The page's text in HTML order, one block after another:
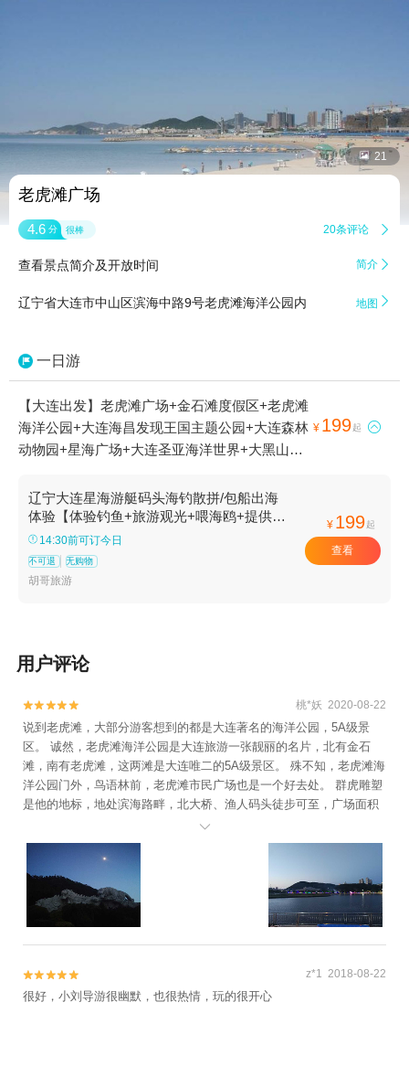
 21
老虎滩广场
4.6 分 很棒 20条评论 
查看景点简介及开放时间 简介 
辽宁省大连市中山区滨海中路9号老虎滩海洋公园内 地图 
一日游
【大连出发】老虎滩广场+金石滩度假区+老虎滩
海洋公园+大连海昌发现王国主题公园+大连森林
动物园+星海广场+大连圣亚海洋世界+大黑山风
地+星海湾广场观光快艇+大连星海湾游艇港码头
+大连名岛游艇帆船+大连圣亚号观光游艇+大连
海昌东方水城+小平岛游艇码头+星海跨海大桥
+星海游艇码头+东港游艇码头+疯狂游艇海钓俱
乐部1日游
¥ 199起 
辽宁大连星海游艇码头海钓散拼/包船出海
体验【体验钓鱼+旅游观光+喂海鸥+提供鱼
竿鱼饵海鸥食】
14:30前可订今日
不可退 无购物
胡哥旅游
¥ 199起
查看
用户评论

 桃*妖 2020-08-22
说到老虎滩，大部分游客想到的都是大连著名的海洋公园，5A级景
区。 诚然，老虎滩海洋公园是大连旅游一张靓丽的名片，北有金石
滩，南有老虎滩，这两滩是大连唯二的5A级景区。 殊不知，老虎滩海
洋公园门外，鸟语林前，老虎滩市民广场也是一个好去处。 群虎雕塑
是他的地标，地处滨海路畔，北大桥、渔人码头徒步可至，广场面积
也不小，老人、小孩遛弯很合适，年轻人坐在海边吹吹海风，看看海
景也是不错的选择，有闲情的人还可以乘船出海，海上看大连，可以
说是老少咸宜，兼顾本地居民和外地旅客需要，大连的广场虽然多，
定位如此的，却并不多。 不错的一个广场，推荐。


 z*1 2018-08-22
很好，小刘导游很幽默，也很热情，玩的很开心